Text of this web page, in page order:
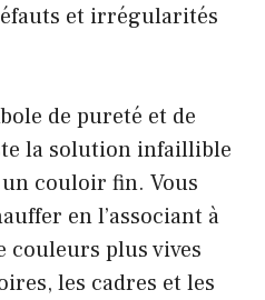
et irrégularités
de pureté et de
la solution infaillible
couloir fin. Vous
en l’associant à
couleurs plus vives
les cadres et les